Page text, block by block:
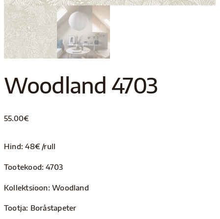
Woodland 4703
55.00€
Hind: 48€ /rull
Tootekood: 4703
Kollektsioon: Woodland
Tootja: Boråstapeter